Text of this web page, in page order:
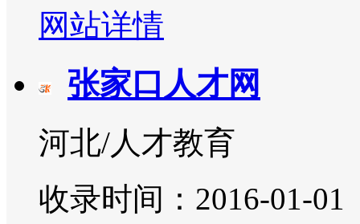
网站详情
张家口人才网
河北/人才教育
收录时间：2016-01-01